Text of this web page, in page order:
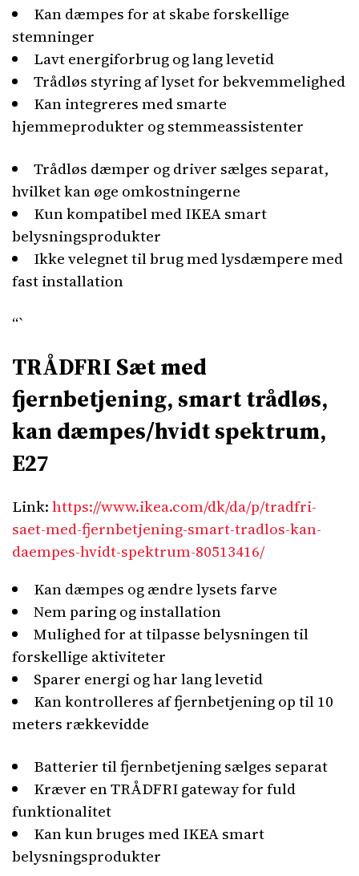
Kan dæmpes for at skabe forskellige
stemninger
Lavt energiforbrug og lang levetid
Trådløs styring af lyset for bekvemmelighed
Kan integreres med smarte
hjemmeprodukter og stemmeassistenter
Trådløs dæmper og driver sælges separat,
hvilket kan øge omkostningerne
Kun kompatibel med IKEA smart
belysningsprodukter
Ikke velegnet til brug med lysdæmpere med
fast installation
“`
TRÅDFRI Sæt med
fjernbetjening, smart trådløs,
kan dæmpes/hvidt spektrum,
E27
Link:https://www.ikea.com/dk/da/p/tradfri-
saet-med-fjernbetjening-smart-tradlos-kan-
daempes-hvidt-spektrum-80513416/
Kan dæmpes og ændre lysets farve
Nem paring og installation
Mulighed for at tilpasse belysningen til
forskellige aktiviteter
Sparer energi og har lang levetid
Kan kontrolleres af fjernbetjening op til 10
meters rækkevidde
Batterier til fjernbetjening sælges separat
Kræver en TRÅDFRI gateway for fuld
funktionalitet
Kan kun bruges med IKEA smart
belysningsprodukter